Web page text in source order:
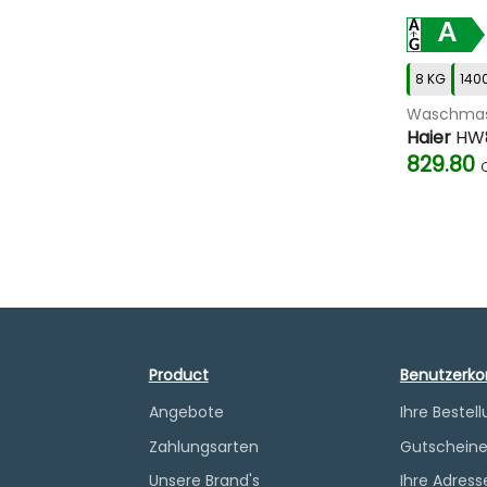
A
8 KG
Haier
829.80
Product
Angebote
Zahlungsarten
Unsere Brand's
Ihre
Gutscheine
Ihre